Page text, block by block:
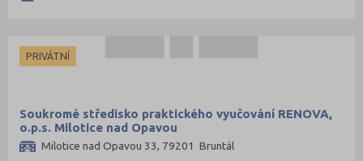
PRIVÁTNÍ
Soukromé středisko praktického vyučování RENOVA,
o.p.s. Milotice nad Opavou
Milotice nad Opavou 33, 79201 Bruntál